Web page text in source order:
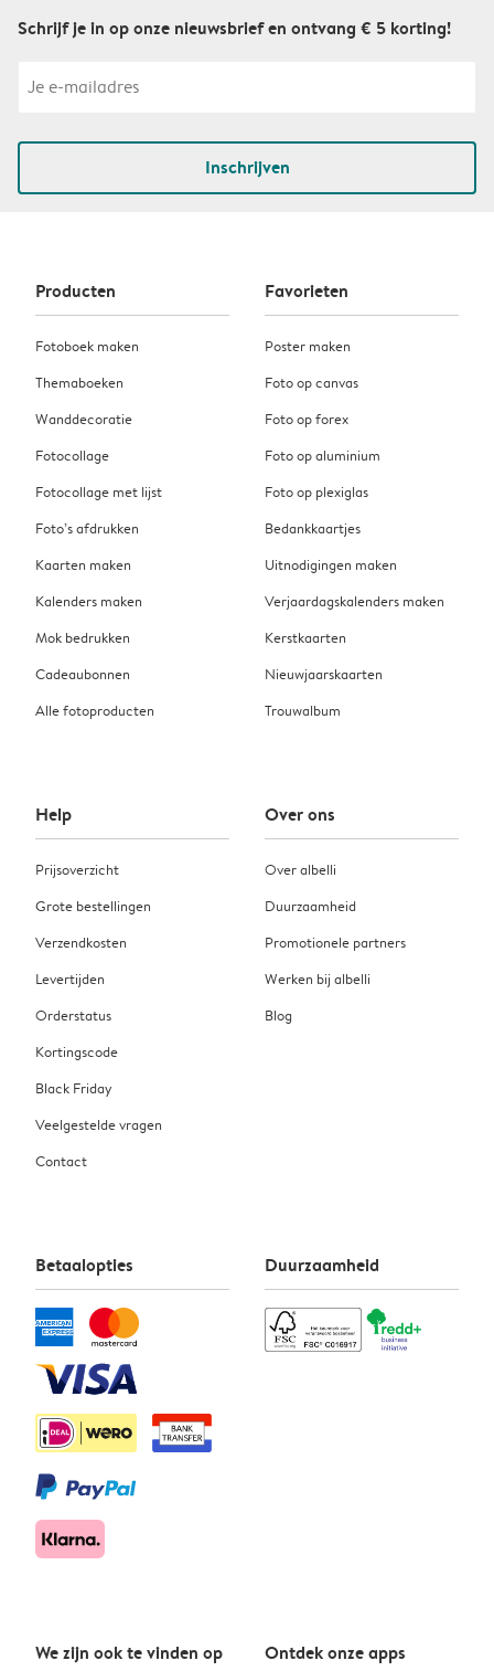
Schrijf je in op onze nieuwsbrief en ontvang € 5 korting!
Inschrijven
Producten
Fotoboek maken
Themaboeken
Wanddecoratie
Fotocollage
Fotocollage met lijst
Foto’s afdrukken
Kaarten maken
Kalenders maken
Mok bedrukken
Cadeaubonnen
Alle fotoproducten
Favorieten
Poster maken
Foto op canvas
Foto op forex
Foto op aluminium
Foto op plexiglas
Bedankkaartjes
Uitnodigingen maken
Verjaardagskalenders maken
Kerstkaarten
Nieuwjaarskaarten
Trouwalbum
Help
Prijsoverzicht
Grote bestellingen
Verzendkosten
Levertijden
Orderstatus
Kortingscode
Black Friday
Veelgestelde vragen
Contact
Over ons
Over albelli
Duurzaamheid
Promotionele partners
Werken bij albelli
Blog
Betaalopties Duurzaamheid
We zijn ook te vinden op Ontdek onze apps